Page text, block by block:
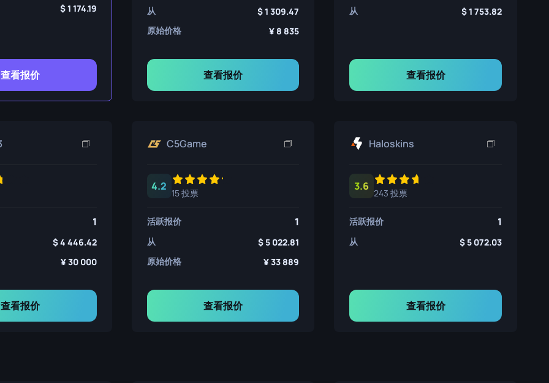
1 174.19
查看报价
从
1 309.47
原始价格
8 835
查看报价
从 1 753.82
查看报价
1
4 446.42
30 000
查看报价
C5Game
4.2
15 投票
活跃报价 1
从
5 022.81
原始价格
33 889
查看报价
Haloskins
3.6
243 投票
活跃报价 1
从 5 072.03
查看报价